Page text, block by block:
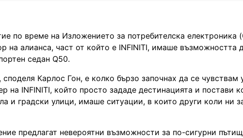
по време на Изложението за потребителска електроника
на алианса, част от който е INFINITI, имаше възможността
седан Q50.
Карлос Гон, е колко бързо започнах да се чувствам
на INFINITI, който просто зададе дестинацията и постави
и градски улици, имаше ситуации, в които други коли ни
предлагат невероятни възможности за по-сигурни